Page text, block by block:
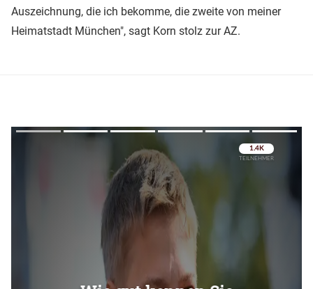
Auszeichnung, die ich bekomme, die zweite von meiner
Heimatstadt München", sagt Korn stolz zur AZ.